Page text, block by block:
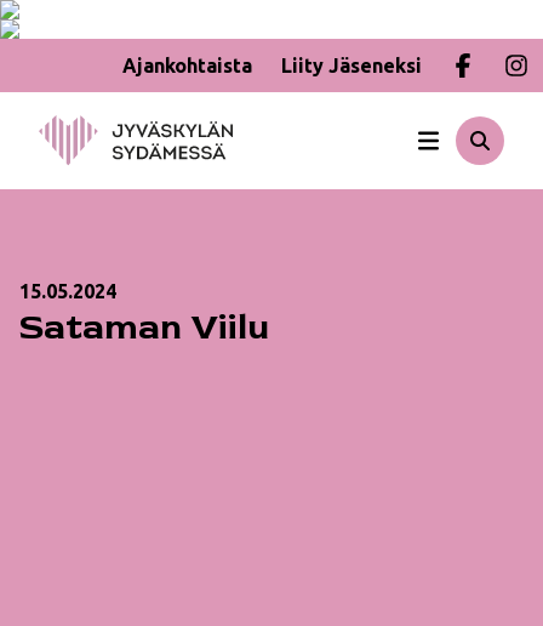
Ajankohtaista
Liity Jäseneksi
sisältöön
15.05.2024
Sataman Viilu